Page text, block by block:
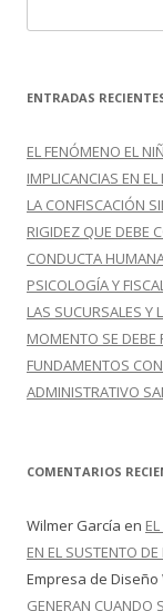
u
c
r
:
ENTRADAS
EL FENÓMENO EL
IMPLICANCIAS EN
LA CONFISCACIÓN
RIGIDEZ QUE DEBE
CONDUCTA
PSICOLOGÍA Y
LAS SUCURSALES Y
MOMENTO SE DEBE
FUNDAMENTOS
ADMINISTRATIVO
COMENTARIOS
Wilmer García en
EN EL SUSTENTO
Empresa de Diseño
GENERAN CUANDO